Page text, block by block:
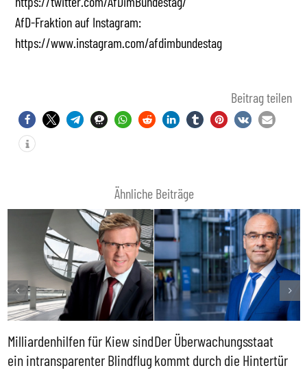
AfD-Fraktion auf Instagram:
https://www.instagram.com/afdimbundestag
Beitrag teilen
Ähnliche Beiträge
Milliardenhilfen für Kiew sind
ein intransparenter Blindflug
Der Überwachungsstaat
kommt durch die Hintertür